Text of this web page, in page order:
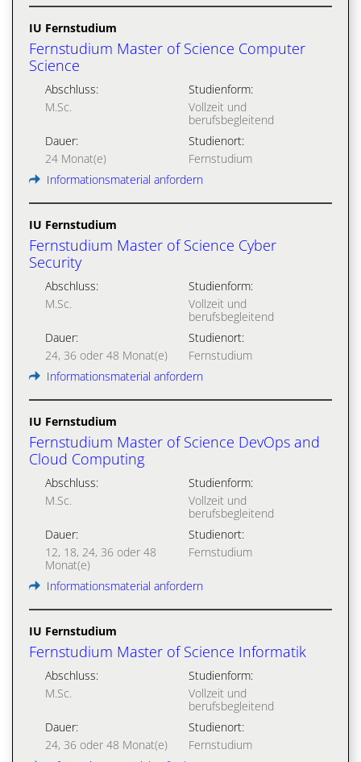
IU Fernstudium
Fernstudium Master of Science Computer
Science
Abschluss:
M.Sc.
Studienform:
Vollzeit und
berufsbegleitend
Dauer:
24 Monat(e)
Studienort:
Fernstudium
Informationsmaterial anfordern
IU Fernstudium
Fernstudium Master of Science Cyber
Security
Abschluss:
M.Sc.
Studienform:
Vollzeit und
berufsbegleitend
Dauer:
24, 36 oder 48 Monat(e)
Studienort:
Fernstudium
Informationsmaterial anfordern
IU Fernstudium
Fernstudium Master of Science DevOps and
Cloud Computing
Abschluss:
M.Sc.
Studienform:
Vollzeit und
berufsbegleitend
Dauer:
12, 18, 24, 36 oder 48
Monat(e)
Studienort:
Fernstudium
Informationsmaterial anfordern
IU Fernstudium
Fernstudium Master of Science Informatik
Abschluss:
M.Sc.
Studienform:
Vollzeit und
berufsbegleitend
Dauer:
24, 36 oder 48 Monat(e)
Studienort:
Fernstudium